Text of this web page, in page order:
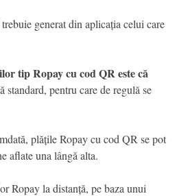
generat din aplicația celui care
tip Ropay cu cod QR este că
standard, pentru care de regulă se
plățile Ropay cu cod QR se pot
aflate una lângă alta.
Ropay la distanță, pe baza unui